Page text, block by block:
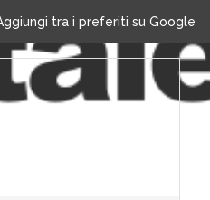
tra i preferiti su Google